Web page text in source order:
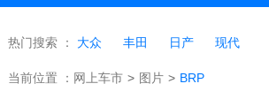
热门搜索 ： 大众 丰田 日产 现代
当前位置 ： 网上车市 > 图片 > BRP